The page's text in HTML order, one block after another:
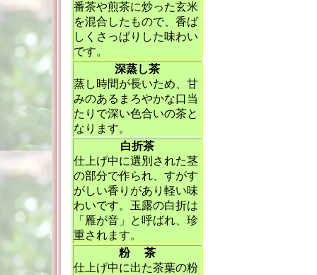
番茶や煎茶に炒った玄米
を混合したもので、香ば
しくさっぱりした味わい
です。
深蒸し茶
蒸し時間が長いため、甘
みのあるまろやかな口当
たりで深い色合いの茶と
なります。
白折茶
仕上げ中に選別された茎
の部分で作られ、すがす
がしい香りがあり軽い味
わいです。玉露の白折は
「雁が音」と呼ばれ、珍
重されます。
粉 茶
仕上げ中に出た茶葉の粉